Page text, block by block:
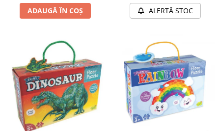
ADAUGĂ ÎN COȘ ALERTĂ STOC